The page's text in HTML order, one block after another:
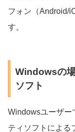
フォン（Android/
す。
Windowsの
ソフト
Windowsユーザー
ティソフトによる